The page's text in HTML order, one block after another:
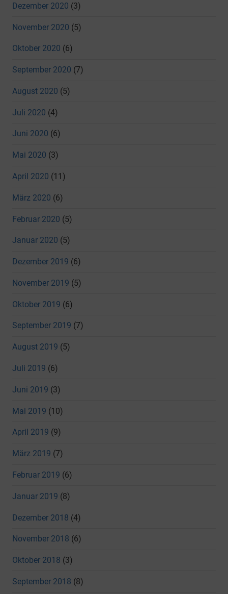
Dezember 2020 (3)
November 2020 (5)
Oktober 2020 (6)
September 2020 (7)
August 2020 (5)
Juli 2020 (4)
Juni 2020 (6)
Mai 2020 (3)
April 2020 (11)
März 2020 (6)
Februar 2020 (5)
Januar 2020 (5)
Dezember 2019 (6)
November 2019 (5)
Oktober 2019 (6)
September 2019 (7)
August 2019 (5)
Juli 2019 (6)
Juni 2019 (3)
Mai 2019 (10)
April 2019 (9)
März 2019 (7)
Februar 2019 (6)
Januar 2019 (8)
Dezember 2018 (4)
November 2018 (6)
Oktober 2018 (3)
September 2018 (8)